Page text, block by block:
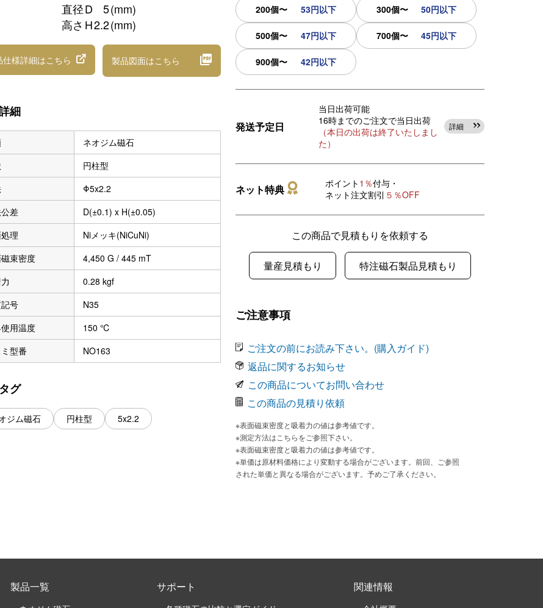
直径D 5(mm)
高さ H2.2(mm)
仕様詳細はこちら 製品図面はこちら
細
ネオジム磁石
円柱型
Φ5x2.2
差
D(±0.1) x H(±0.05)
理
Niメッキ(NiCuNi)
束密度
4,450 G / 445 mT
0.28 kgf
号
N35
用温度
150 ℃
型番
NO163
グ
ジム磁石 円柱型 5x2.2
200個〜 53円以下 300個〜 50円以下
500個〜 47円以下 700個〜 45円以下
900個〜 42円以下
発送予定日
当日出荷可能
16時までのご注文で当日出荷
（本日の出荷は終了いたしまし
た）
詳細
ネット特典 ポイント 1％付与・
ネット注文割引 ５％OFF
この商品で見積もりを依頼する
量産見積もり 特注磁石製品見積もり
ご注意事項
ご注文の前にお読み下さい。(購入ガイド)
返品に関するお知らせ
この商品についてお問い合わせ
この商品の見積り依頼
※表面磁束密度と吸着力の値は参考値です。
※測定方法はこちらをご参照下さい。
※表面磁束密度と吸着力の値は参考値です。
※単価は原材料価格により変動する場合がございます。前回、ご参照
された単価と異なる場合がございます。予めご了承ください。
製品一覧 サポート 関連情報